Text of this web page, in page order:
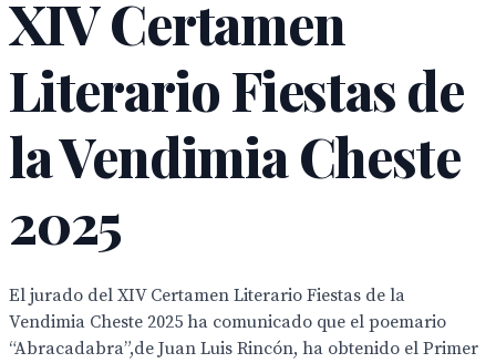
XIV Certamen
Literario Fiestas de
la Vendimia Cheste
2025
El jurado del XIV Certamen Literario Fiestas de la
Vendimia Cheste 2025 ha comunicado que el poemario
“Abracadabra”,de Juan Luis Rincón, ha obtenido el Primer